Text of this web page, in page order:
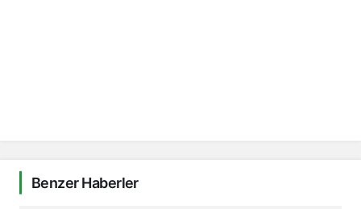
Benzer Haberler